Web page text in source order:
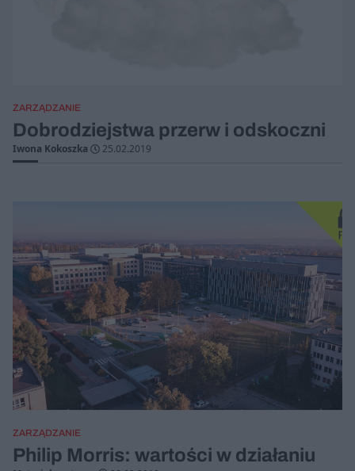
ZARZĄDZANIE
Dobrodziejstwa przerw i odskoczni
Iwona Kokoszka 25.02.2019
ZARZĄDZANIE
Philip Morris: wartości w działaniu